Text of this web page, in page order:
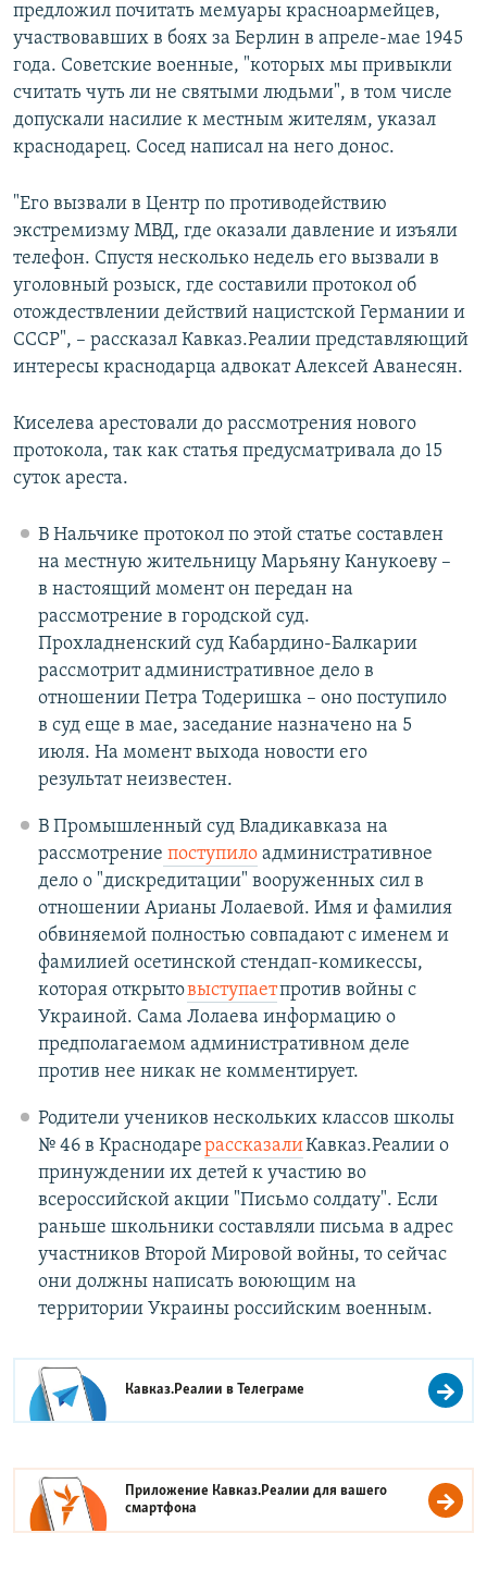
предложил почитать мемуары красноармейцев,
участвовавших в боях за Берлин в апреле-мае 1945
года. Советские военные, "которых мы привыкли
считать чуть ли не святыми людьми", в том числе
допускали насилие к местным жителям, указал
краснодарец. Сосед написал на него донос.
"Его вызвали в Центр по противодействию
экстремизму МВД, где оказали давление и изъяли
телефон. Спустя несколько недель его вызвали в
уголовный розыск, где составили протокол об
отождествлении действий нацистской Германии и
СССР", – рассказал Кавказ.Реалии представляющий
интересы краснодарца адвокат Алексей Аванесян.
Киселева арестовали до рассмотрения нового
протокола, так как статья предусматривала до 15
суток ареста.
В Нальчике протокол по этой статье составлен
на местную жительницу Марьяну Канукоеву –
в настоящий момент он передан на
рассмотрение в городской суд.
Прохладненский суд Кабардино-Балкарии
рассмотрит административное дело в
отношении Петра Тодеришка – оно поступило
в суд еще в мае, заседание назначено на 5
июля. На момент выхода новости его
результат неизвестен.
В Промышленный суд Владикавказа на
рассмотрение поступилоадминистративное
дело о "дискредитации" вооруженных сил в
отношении Арианы Лолаевой. Имя и фамилия
обвиняемой полностью совпадают с именем и
фамилией осетинской стендап-комикессы,
которая открытовыступаетпротив войны с
Украиной. Сама Лолаева информацию о
предполагаемом административном деле
против нее никак не комментирует.
Родители учеников нескольких классов школы
№ 46 в КраснодарерассказалиКавказ.Реалии о
принуждении их детей к участию во
всероссийской акции "Письмо солдату". Если
раньше школьники составляли письма в адрес
участников Второй Мировой войны, то сейчас
они должны написать воюющим на
территории Украины российским военным.
Кавказ.Реалии вТелеграме
Приложение Кавказ.Реалии для вашего
смартфона